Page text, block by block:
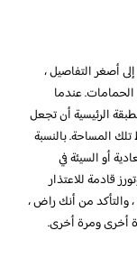
، إلى أصغر التفاصيل ،
الحمامات. عندما
الرئيسية أن تجعل
المساحة. بالنسبة
أو السيئة في
قادمة للاعتذار
والتأكد من أنك راض ،
مرة أخرى ومرة ​​أخرى.